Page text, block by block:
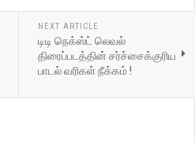
NEXT ARTICLE
டிடி நெக்ஸ்ட் லெவல்
திரைப்படத்தின் சர்ச்சைக்குரிய
பாடல் வரிகள் நீக்கம் !